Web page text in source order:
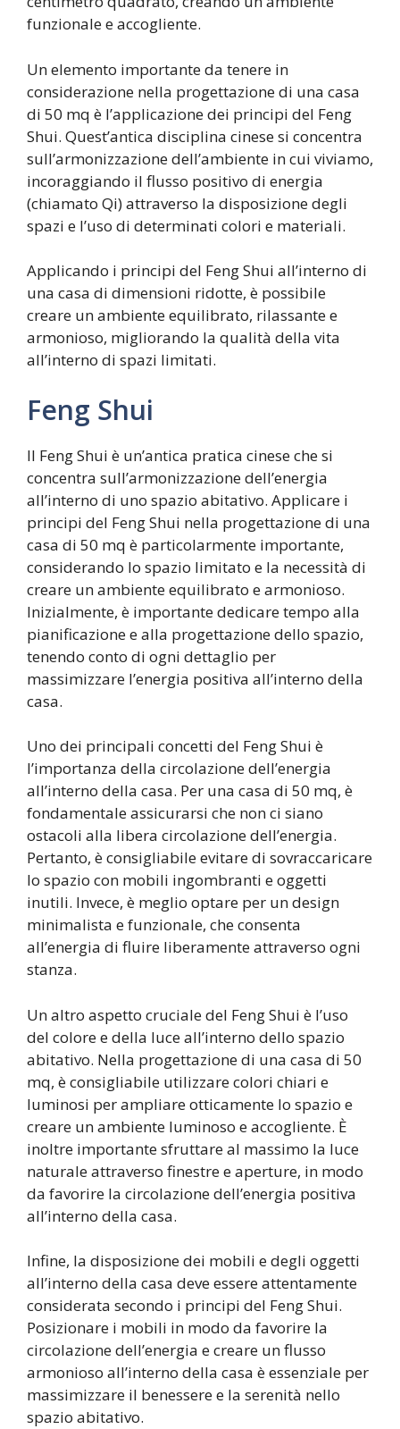
funzionale e accogliente.
Un elemento importante da tenere in
considerazione nella progettazione di una casa
di 50 mq è l’applicazione dei principi del Feng
Shui. Quest’antica disciplina cinese si concentra
sull’armonizzazione dell’ambiente in cui viviamo,
incoraggiando il flusso positivo di energia
(chiamato Qi) attraverso la disposizione degli
spazi e l’uso di determinati colori e materiali.
Applicando i principi del Feng Shui all’interno di
una casa di dimensioni ridotte, è possibile
creare un ambiente equilibrato, rilassante e
armonioso, migliorando la qualità della vita
all’interno di spazi limitati.
Feng Shui
Il Feng Shui è un’antica pratica cinese che si
concentra sull’armonizzazione dell’energia
all’interno di uno spazio abitativo. Applicare i
principi del Feng Shui nella progettazione di una
casa di 50 mq è particolarmente importante,
considerando lo spazio limitato e la necessità di
creare un ambiente equilibrato e armonioso.
Inizialmente, è importante dedicare tempo alla
pianificazione e alla progettazione dello spazio,
tenendo conto di ogni dettaglio per
massimizzare l’energia positiva all’interno della
casa.
Uno dei principali concetti del Feng Shui è
l’importanza della circolazione dell’energia
all’interno della casa. Per una casa di 50 mq, è
fondamentale assicurarsi che non ci siano
ostacoli alla libera circolazione dell’energia.
Pertanto, è consigliabile evitare di sovraccaricare
lo spazio con mobili ingombranti e oggetti
inutili. Invece, è meglio optare per un design
minimalista e funzionale, che consenta
all’energia di fluire liberamente attraverso ogni
stanza.
Un altro aspetto cruciale del Feng Shui è l’uso
del colore e della luce all’interno dello spazio
abitativo. Nella progettazione di una casa di 50
mq, è consigliabile utilizzare colori chiari e
luminosi per ampliare otticamente lo spazio e
creare un ambiente luminoso e accogliente. È
inoltre importante sfruttare al massimo la luce
naturale attraverso finestre e aperture, in modo
da favorire la circolazione dell’energia positiva
all’interno della casa.
Infine, la disposizione dei mobili e degli oggetti
all’interno della casa deve essere attentamente
considerata secondo i principi del Feng Shui.
Posizionare i mobili in modo da favorire la
circolazione dell’energia e creare un flusso
armonioso all’interno della casa è essenziale per
massimizzare il benessere e la serenità nello
spazio abitativo.